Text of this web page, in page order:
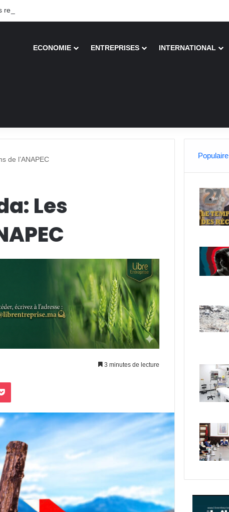
la vue après une greffe inédite
ECONOMIE ENTREPRISES INTERNATIONAL
de l’ANAPEC
Les
3 minutes de lecture
Pocket
Populaire